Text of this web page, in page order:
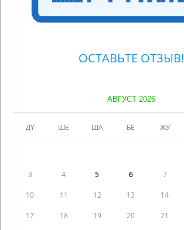
ОСТАВЬТЕ ОТЗЫВ!
АВГУСТ 2026
ДҮ ШЕ ША БЕ ЖУ
3 4 5 6 7
10 11 12 13 14
17 18 19 20 21